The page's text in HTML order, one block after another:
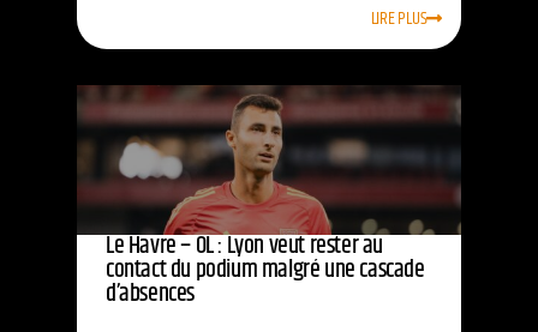
LIRE PLUS
Le Havre – OL : Lyon veut rester au
contact du podium malgré une cascade
d’absences